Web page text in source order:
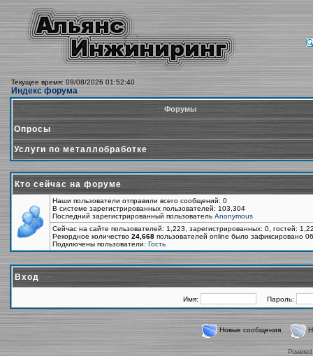
Текущее время: 09/08/2026 01:52:40
Индекс форума
Форумы
Опросы
Услуги по металлобработке
Кто сейчас на форуме
Наши пользователи отправили всего сообщений: 0
В системе зарегистрированных пользователей: 103,304
Последний зарегистрированный пользователь Anonymous
Сейчас на сайте пользователей: 1,223, зарегистрированных: 0, гостей:
Рекордное количество 24,668 пользователей online было зафиксировано
Подключены пользователи: Гость
Вход
Имя: Пароль:
Новые сообщения